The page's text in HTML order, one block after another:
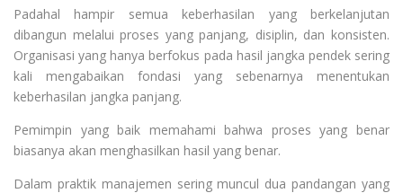
Padahal hampir semua keberhasilan yang berkelanjutan
dibangun melalui proses yang panjang, disiplin, dan konsisten.
Organisasi yang hanya berfokus pada hasil jangka pendek sering
kali mengabaikan fondasi yang sebenarnya menentukan
keberhasilan jangka panjang.
Pemimpin yang baik memahami bahwa proses yang benar
biasanya akan menghasilkan hasil yang benar.
Dalam praktik manajemen sering muncul dua pandangan yang